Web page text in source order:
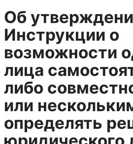
Об
Инструкции о
возможности
лица
либо
или
определять